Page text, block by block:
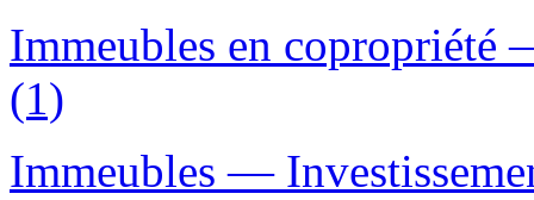
Immeubles en
(1)
Immeubles —